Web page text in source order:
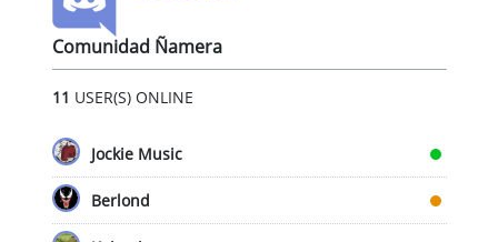
Comunidad Ñamera
11 USER(S) ONLINE
Jockie Music
Berlond